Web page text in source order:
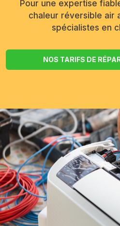
Pour une expertise
chaleur réversible air
spécialistes en
NOS TARIFS DE